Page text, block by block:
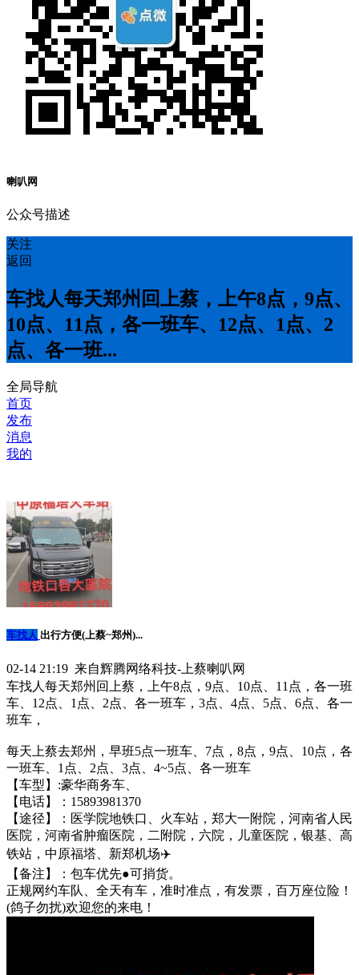
喇叭网
公众号描述
关注
返回
车找人每天郑州回上蔡，上午8点，9点、
10点、11点，各一班车、12点、1点、2
点、各一班...
全局导航
首页
发布
消息
我的
车找人 出行方便(上蔡~郑州)...
02-14 21:19 来自辉腾网络科技-上蔡喇叭网
车找人每天郑州回上蔡，上午8点，9点、10点、11点，各一班
车、12点、1点、2点、各一班车，3点、4点、5点、6点、各一
班车，
每天上蔡去郑州，早班5点一班车、7点，8点，9点、10点，各
一班车、1点、2点、3点、4~5点、各一班车
【车型】:豪华商务车、
【电话】：15893981370
【途径】：医学院‬地铁口、火车站，郑大一附院，河南省人民
医院，河南省肿瘤医院，二附院，六院，儿童医院，银基、高
铁站，中原福塔、新郑机场✈️
【备注】：包车优先●可捎‬货。
正规网约车队、全天有车，准时准点，有发票，百‬万座位险！
(鸽子勿扰)欢迎您的来电！